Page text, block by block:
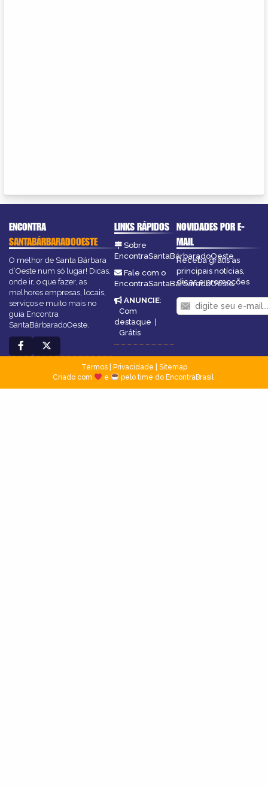
ENCONTRA
SANTABÁRBARADOOESTE
O melhor de Santa Bárbara
d’Oeste num só lugar! Dicas,
onde ir, o que fazer, as
melhores empresas, locais,
serviços e muito mais no
guia Encontra
SantaBárbaradoOeste.
LINKS RÁPIDOS
Sobre
EncontraSantaBárbaradoOeste
Fale com o
EncontraSantaBárbaradoOeste
ANUNCIE:
Com
destaque |
Grátis
NOVIDADES POR E-
MAIL
Receba grátis as
principais notícias,
dicas e promoções
Termos| Privacidade
Sitemap
Criado com
e pelo time do EncontraBrasil